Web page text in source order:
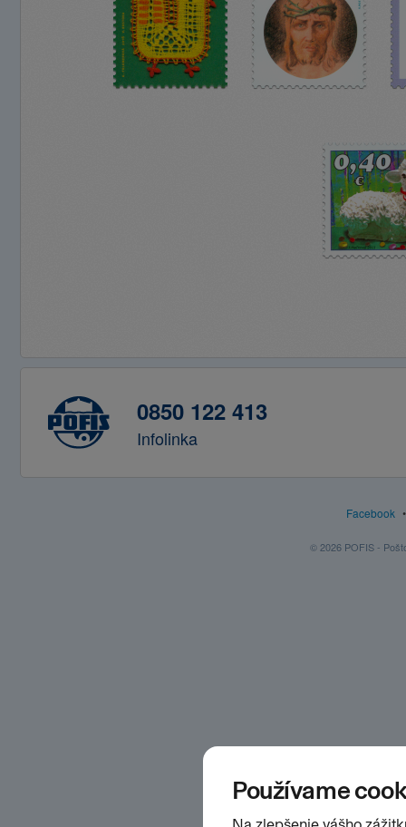
0850 122 413
Infolinka
Facebook
© 2026 POFIS -